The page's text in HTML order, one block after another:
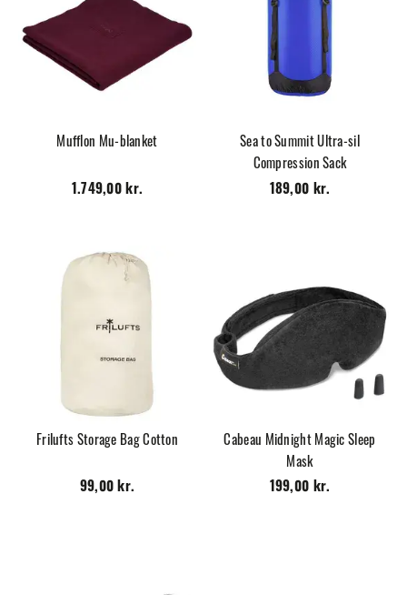
Mufflon Mu-blanket
1.749,00 kr.
Sea to Summit Ultra-sil
Compression Sack
189,00 kr.
Frilufts Storage Bag Cotton
99,00 kr.
Cabeau Midnight Magic Sleep
Mask
199,00 kr.